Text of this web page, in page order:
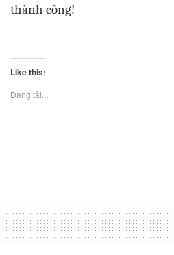
thành công!
Like this:
Đang tải...